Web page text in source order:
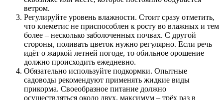
ветром.
Регулируйте уровень влажности. Стоит сразу отметить,
что клеметис не приспособлен к росту во влажных и тем
более – несколько заболоченных почвах. С другой
стороны, поливать цветок нужно регулярно. Если речь
идёт о жаркой летней погоде, то обильное орошение
должно происходить ежедневно.
Обязательно используйте подкормки. Опытные
садоводы рекомендуют применять жидкие виды
прикорма. Своеобразное питание должно
осуществляться около двух, максимум – трёх раз в